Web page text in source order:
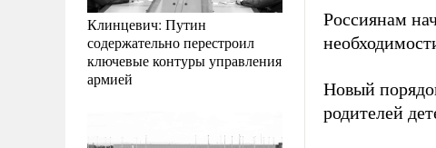
Клинцевич: Путин
содержательно перестроил
ключевые контуры управления
армией
Россиянам
Новый
родителей